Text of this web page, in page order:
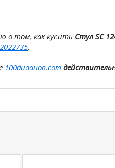
о том, как купить Стул SC
.
100диванов.com